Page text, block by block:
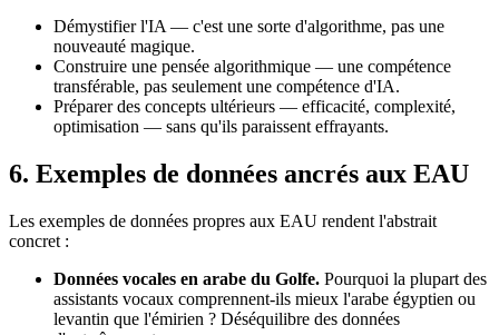
Démystifier l'IA — c'est une sorte d'algorithme, pas une
nouveauté magique.
Construire une pensée algorithmique — une compétence
transférable, pas seulement une compétence d'IA.
Préparer des concepts ultérieurs — efficacité, complexité,
optimisation — sans qu'ils paraissent effrayants.
6. Exemples de données ancrés aux EAU
Les exemples de données propres aux EAU rendent l'abstrait
concret :
Données vocales en arabe du Golfe. Pourquoi la plupart des
assistants vocaux comprennent-ils mieux l'arabe égyptien ou
levantin que l'émirien ? Déséquilibre des données